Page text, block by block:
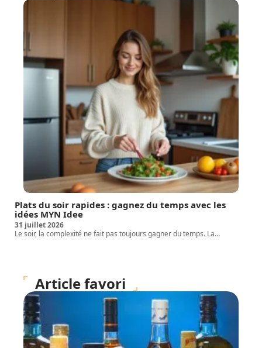
Plats du soir rapides : gagnez du temps avec les
idées MYN Idee
31 juillet 2026
Le soir, la complexité ne fait pas toujours gagner du temps. La…
Article favori